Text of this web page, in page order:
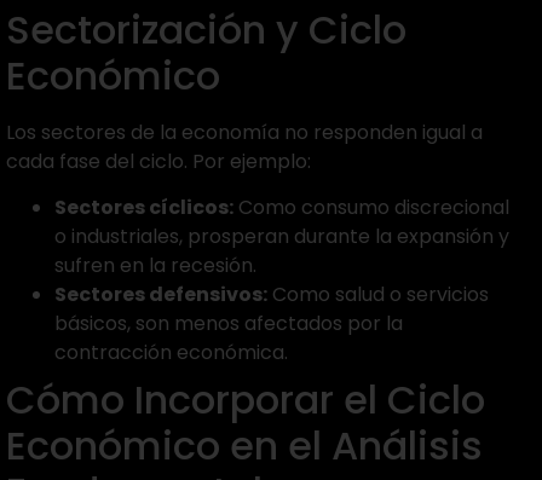
Sectorización y Ciclo
Económico
Los sectores de la economía no responden igual a
cada fase del ciclo. Por ejemplo:
Sectores cíclicos: Como consumo discrecional
o industriales, prosperan durante la expansión y
sufren en la recesión.
Sectores defensivos: Como salud o servicios
básicos, son menos afectados por la
contracción económica.
Cómo Incorporar el Ciclo
Económico en el Análisis